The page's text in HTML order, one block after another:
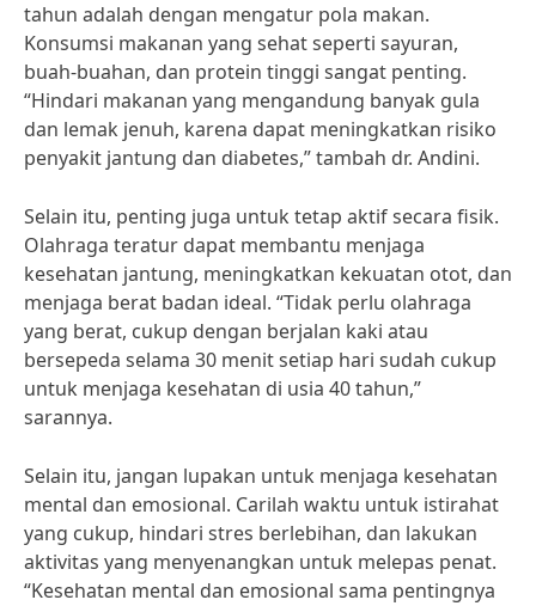
tahun adalah dengan mengatur pola makan.
Konsumsi makanan yang sehat seperti sayuran,
buah-buahan, dan protein tinggi sangat penting.
“Hindari makanan yang mengandung banyak gula
dan lemak jenuh, karena dapat meningkatkan risiko
penyakit jantung dan diabetes,” tambah dr. Andini.
Selain itu, penting juga untuk tetap aktif secara fisik.
Olahraga teratur dapat membantu menjaga
kesehatan jantung, meningkatkan kekuatan otot, dan
menjaga berat badan ideal. “Tidak perlu olahraga
yang berat, cukup dengan berjalan kaki atau
bersepeda selama 30 menit setiap hari sudah cukup
untuk menjaga kesehatan di usia 40 tahun,”
sarannya.
Selain itu, jangan lupakan untuk menjaga kesehatan
mental dan emosional. Carilah waktu untuk istirahat
yang cukup, hindari stres berlebihan, dan lakukan
aktivitas yang menyenangkan untuk melepas penat.
“Kesehatan mental dan emosional sama pentingnya